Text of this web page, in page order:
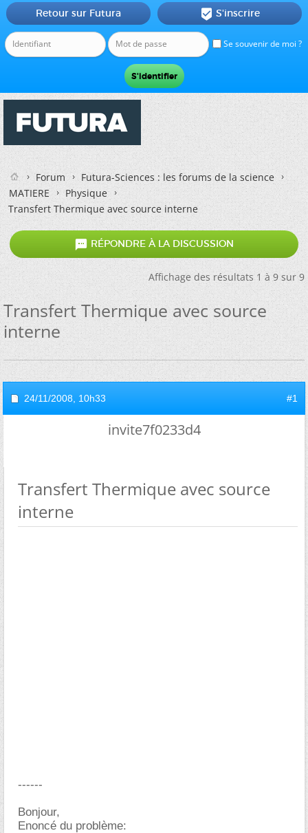
Se souvenir de moi ?
Retour sur Futura  S'inscrire
Forum
Futura-Sciences : les forums de la science
MATIERE
Physique
Transfert Thermique avec source interne
 RÉPONDRE À LA DISCUSSION
Affichage des résultats 1 à 9 sur 9
Transfert Thermique avec source
interne
24/11/2008, 10h33 #1
invite7f0233d4
Transfert Thermique avec source
interne
------
Bonjour,
Enoncé du problème: